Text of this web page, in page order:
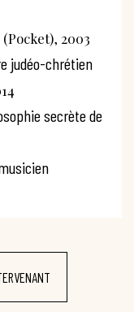
(Pocket), 2003
judéo-chrétien
secrète de